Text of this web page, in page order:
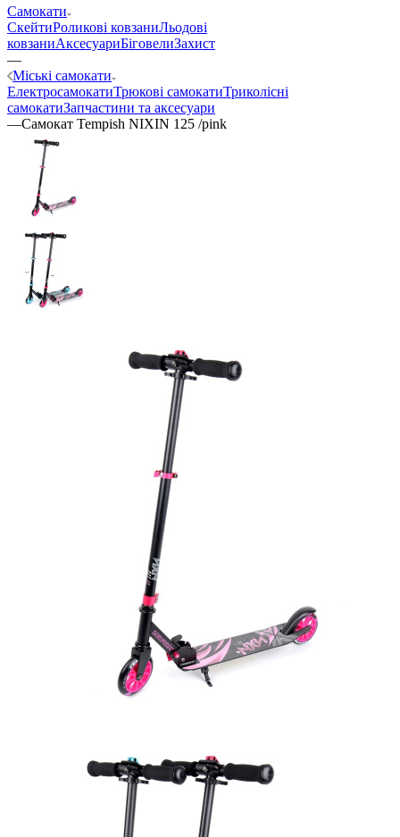
Самокати
СкейтиРоликові ковзаниЛьодові
ковзаниАксесуариБіговелиЗахист
—
Міські самокати
ЕлектросамокатиТрюкові самокатиТриколісні
самокатиЗапчастини та аксесуари
—Самокат Tempish NIXIN 125 /pink